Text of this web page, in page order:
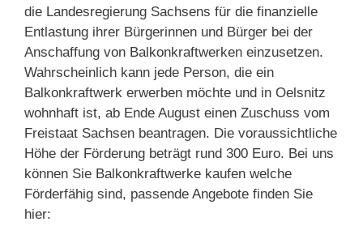
die Landesregierung Sachsens für die finanzielle
Entlastung ihrer Bürgerinnen und Bürger bei der
Anschaffung von Balkonkraftwerken einzusetzen.
Wahrscheinlich kann jede Person, die ein
Balkonkraftwerk erwerben möchte und in Oelsnitz
wohnhaft ist, ab Ende August einen Zuschuss vom
Freistaat Sachsen beantragen. Die voraussichtliche
Höhe der Förderung beträgt rund 300 Euro. Bei uns
können Sie Balkonkraftwerke kaufen welche
Förderfähig sind, passende Angebote finden Sie
hier: